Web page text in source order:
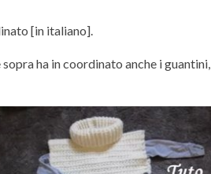
[in italiano].
ha in coordinato anche i guantini,